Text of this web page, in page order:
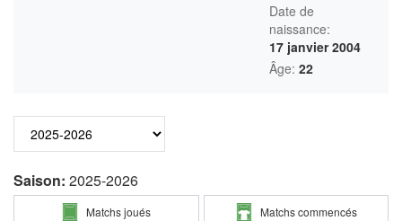
Date de
naissance:
17 janvier 2004
Âge: 22
Saison: 2025-2026
Matchs joués Matchs commencés